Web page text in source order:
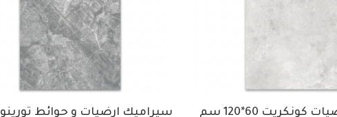
بورسلين ارضيات كونكريت 60*120 سم
سيراميك ارضيات و حوائط تورينو